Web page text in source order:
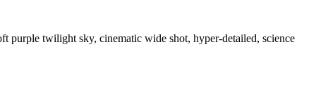
twilight sky, cinematic wide shot, hyper-detailed, science